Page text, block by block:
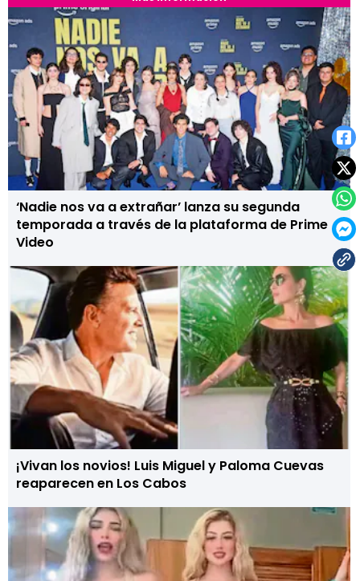
‘Nadie nos va a extrañar’ lanza su segunda
temporada a través de la plataforma de Prime
Video
¡Vivan los novios! Luis Miguel y Paloma Cuevas
reaparecen en Los Cabos